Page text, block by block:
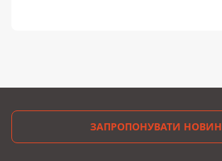
ЗАПРОПОНУВАТИ